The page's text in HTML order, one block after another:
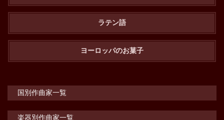
ラテン語
ヨーロッパのお菓子
国別作曲家一覧
楽器別作曲家一覧